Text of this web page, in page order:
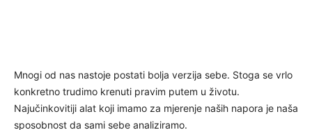
Mnogi od nas nastoje postati bolja verzija sebe. Stoga se vrlo
konkretno trudimo krenuti pravim putem u životu.
Najučinkovitiji alat koji imamo za mjerenje naših napora je naša
sposobnost da sami sebe analiziramo.